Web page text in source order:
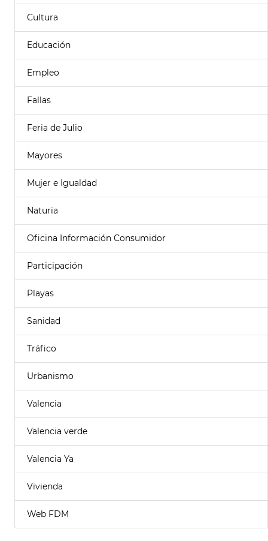
Cultura
Educación
Empleo
Fallas
Feria de Julio
Mayores
Mujer e Igualdad
Naturia
Oficina Información Consumidor
Participación
Playas
Sanidad
Tráfico
Urbanismo
Valencia
Valencia verde
Valencia Ya
Vivienda
Web FDM